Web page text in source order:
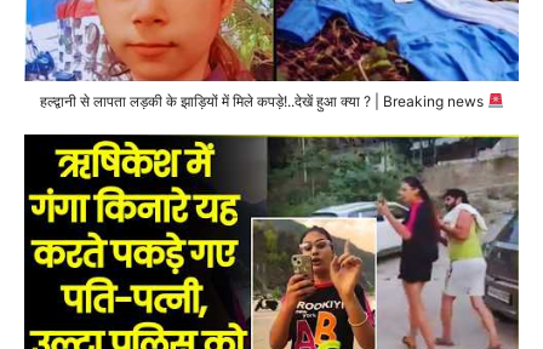
हल्द्वानी से लापता लड़की के झाड़ियों में मिले कपड़े!..देखें हुआ क्या ? | Breaking news